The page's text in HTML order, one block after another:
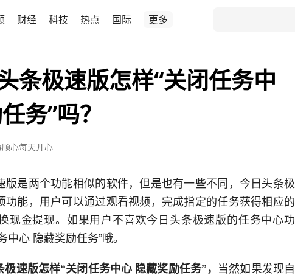
财经 科技 热点 国际 更多
条极速版怎样“关闭任务中
务”吗？
心每天开心
版是两个功能相似的软件，但是也有一些不同，今日头条极
功能，用户可以通过观看视频，完成指定的任务获得相应的
现金提现。如果用户不喜欢今日头条极速版的任务中心功
心 隐藏奖励任务”哦。
极速版怎样“关闭任务中心 隐藏奖励任务”， 当然如果发现自